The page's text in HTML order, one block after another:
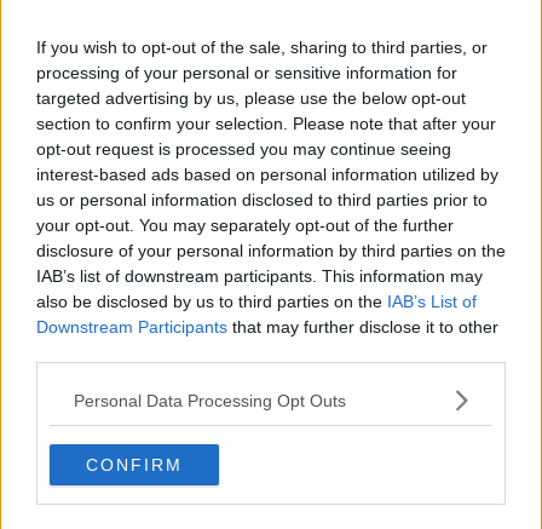
If you wish to opt-out of the sale, sharing to third parties, or
processing of your personal or sensitive information for
targeted advertising by us, please use the below opt-out
section to confirm your selection. Please note that after your
opt-out request is processed you may continue seeing
interest-based ads based on personal information utilized by
us or personal information disclosed to third parties prior to
your opt-out. You may separately opt-out of the further
disclosure of your personal information by third parties on the
IAB’s list of downstream participants. This information may
also be disclosed by us to third parties on the IAB’s List of
Downstream Participants that may further disclose it to other
Personal Data Processing Opt Outs
CONFIRM
Générateur de kits FM en vrac - Génère des
maillots uniques en quelques secondes
OFFICIEL FM Kit Creator